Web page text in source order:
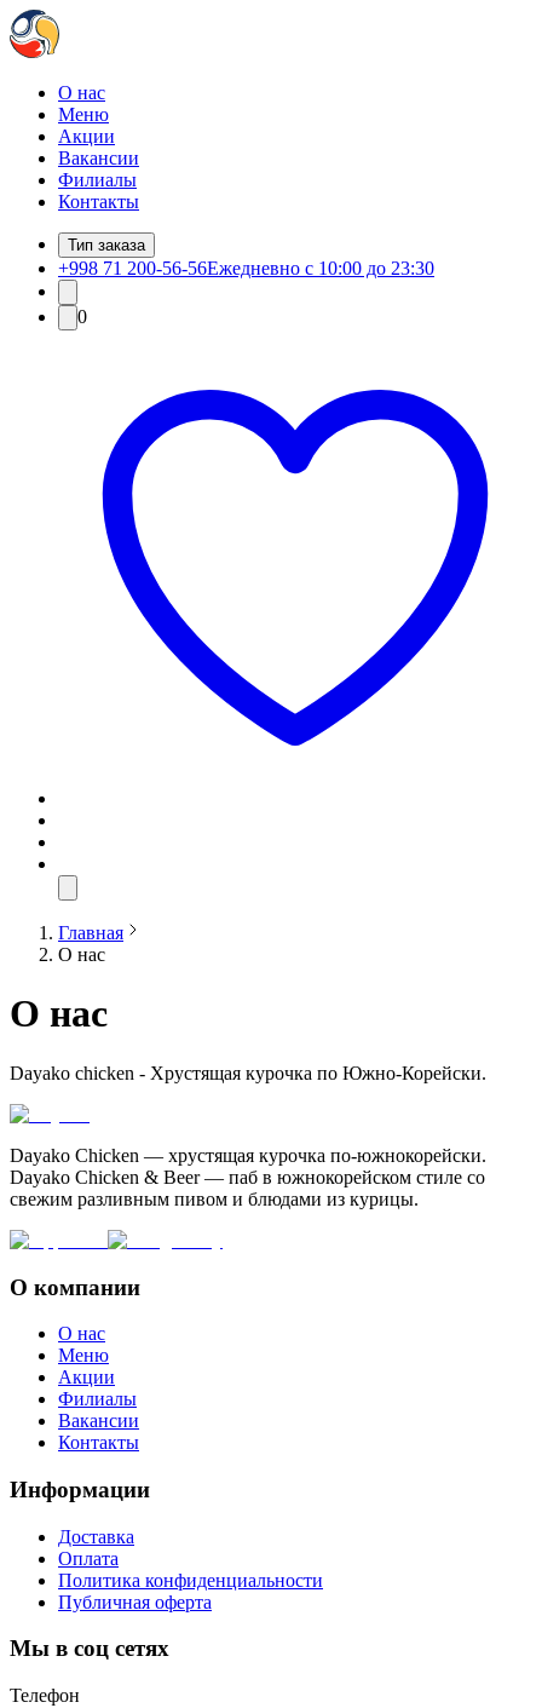
О нас
Меню
Акции
Вакансии
Филиалы
Контакты
Тип заказа
+998 71 200-56-56Ежедневно с 10:00 до 23:30
0
Главная
О нас
О нас
Dayako chicken - Хрустящая курочка по Южно-Корейски.
Dayako Chicken — хрустящая курочка по-южнокорейски.
Dayako Chicken & Beer — паб в южнокорейском стиле со
свежим разливным пивом и блюдами из курицы.
О компании
О нас
Меню
Акции
Филиалы
Вакансии
Контакты
Информации
Доставка
Оплата
Политика конфиденциальности
Публичная оферта
Мы в соц сетях
Телефон